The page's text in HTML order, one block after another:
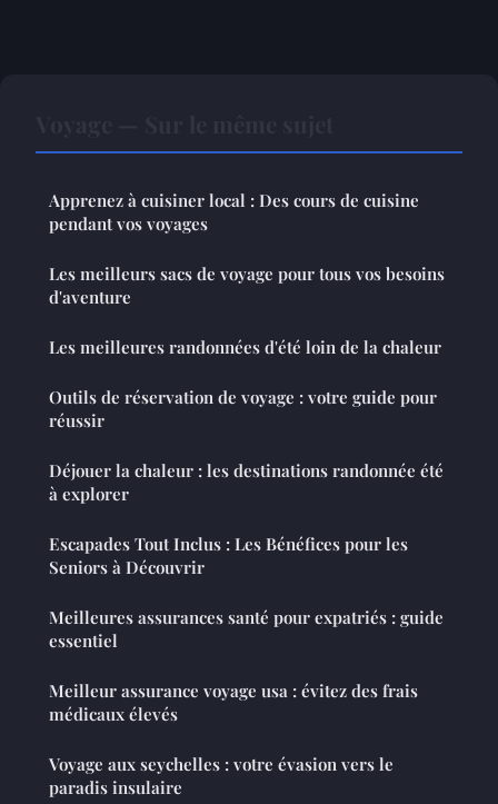
Apprenez à cuisiner local : Des cours de cuisine
pendant vos voyages
Les meilleurs sacs de voyage pour tous vos besoins
d'aventure
Les meilleures randonnées d'été loin de la chaleur
Outils de réservation de voyage : votre guide pour
réussir
Déjouer la chaleur : les destinations randonnée été
à explorer
Escapades Tout Inclus : Les Bénéfices pour les
Seniors à Découvrir
Meilleures assurances santé pour expatriés : guide
essentiel
Meilleur assurance voyage usa : évitez des frais
médicaux élevés
Voyage aux seychelles : votre évasion vers le
paradis insulaire